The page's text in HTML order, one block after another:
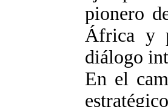
pionero
África y
diálogo
En el